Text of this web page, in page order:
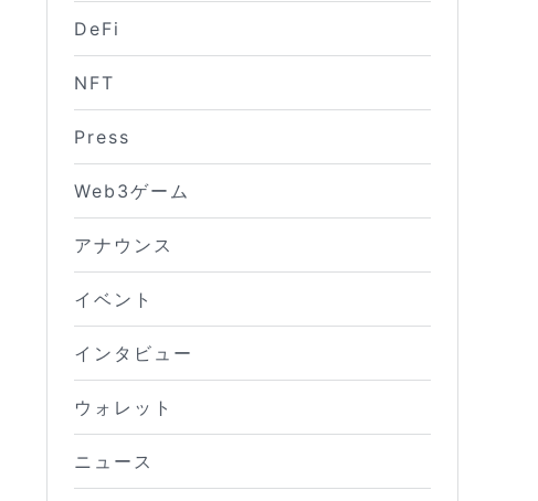
DeFi
NFT
Press
Web3ゲーム
アナウンス
イベント
インタビュー
ウォレット
ニュース